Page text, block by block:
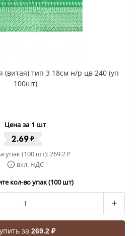
тип 3 18см н/р цв 240 (уп
100шт)
Цена за 1 шт
2.69 ₽
упак (100 шт):269.2₽
вкл. НДС
кол-во упак (100 шт)
+
за 269.2 ₽